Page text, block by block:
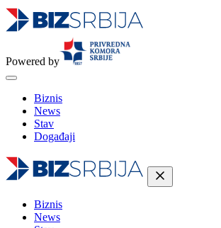
Powered by
Biznis
News
Stav
Događaji
Biznis
News